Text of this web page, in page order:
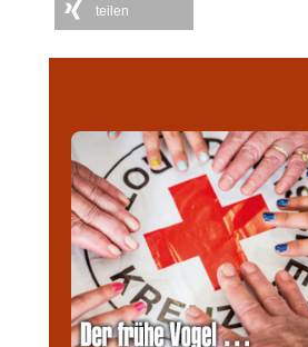
teilen